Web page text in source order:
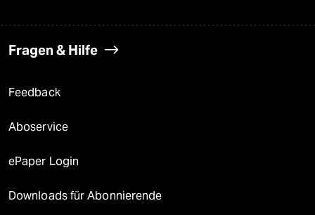
Fragen & Hilfe
Feedback
Aboservice
ePaper Login
Downloads für Abonnierende